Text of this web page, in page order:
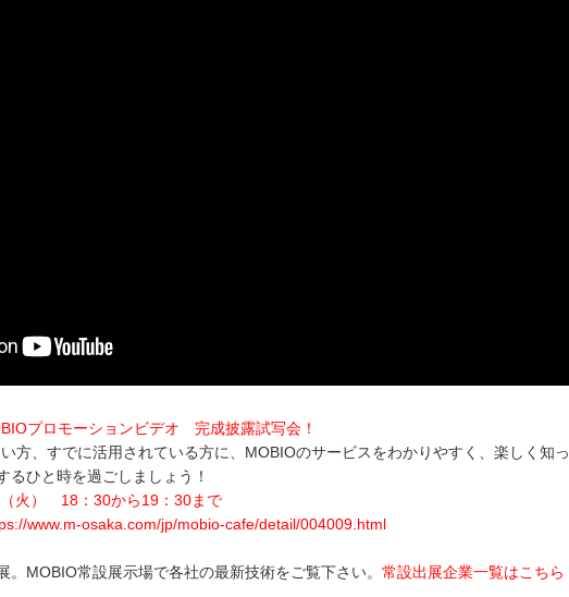
プロモーションビデオ 完成披露試写会！
方、すでに活用されている方に、MOBIOのサービスをわかりやすく、楽しく知っ
るひと時を過ごしましょう！
（火） 18：30から19：30まで
www.m-osaka.com/jp/mobio-cafe/detail/004009.html
。MOBIO常設展示場で各社の最新技術をご覧下さい。 常設出展企業一覧はこちら